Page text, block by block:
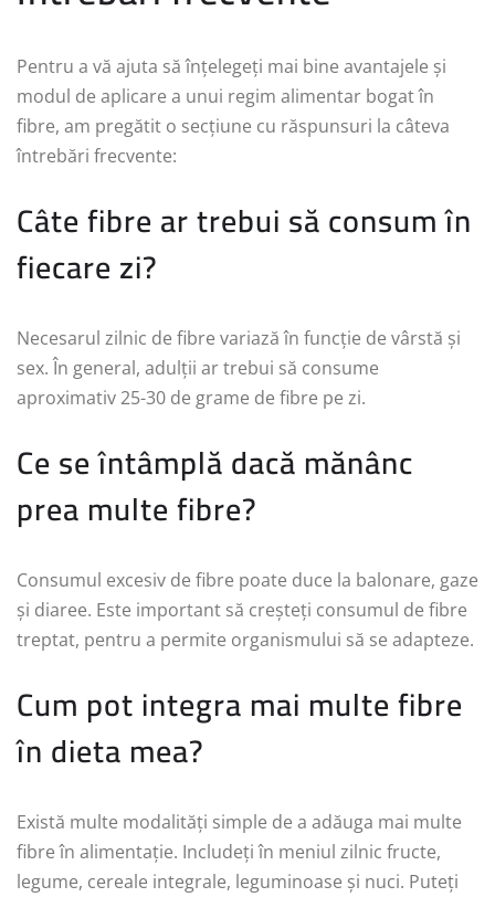
Pentru a vă ajuta să înțelegeți mai bine avantajele și
modul de aplicare a unui regim alimentar bogat în
fibre, am pregătit o secțiune cu răspunsuri la câteva
întrebări frecvente:
Câte fibre ar trebui să consum în
fiecare zi?
Necesarul zilnic de fibre variază în funcție de vârstă și
sex. În general, adulții ar trebui să consume
aproximativ 25-30 de grame de fibre pe zi.
Ce se întâmplă dacă mănânc
prea multe fibre?
Consumul excesiv de fibre poate duce la balonare, gaze
și diaree. Este important să creșteți consumul de fibre
treptat, pentru a permite organismului să se adapteze.
Cum pot integra mai multe fibre
în dieta mea?
Există multe modalități simple de a adăuga mai multe
fibre în alimentație. Includeți în meniul zilnic fructe,
legume, cereale integrale, leguminoase și nuci. Puteți